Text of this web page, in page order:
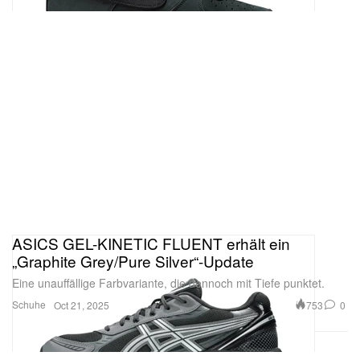
Schuhe
ASICS GEL-KINETIC FLUENT erhält ein
„Graphite Grey/Pure Silver“-Update
Eine unauffällige Farbvariante, die dennoch mit Tiefe punktet.
Oct 21, 2025 753 0